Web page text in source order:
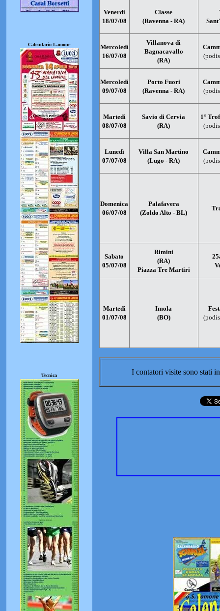
Venerdì
18/07/08
Classe
(Ravenna - RA)
Mercoledì
16/07/08
Villanova di
Bagnacavallo
(RA)
Mercoledì
09/07/08
Porto Fuori
(Ravenna - RA)
Martedì
08/07/08
Savio di Cervia
(RA)
1°
Lunedì
07/07/08
Villa San Martino
(Lugo - RA)
Domenica
06/07/08
Palafavera
(Zoldo Alto - BL)
Sabato
05/07/08
Rimini
(RA)
Piazza Tre Martiri
Martedì
01/07/08
Imola
(BO)
I contatori visite sono stati
Calendario Lamone
Tecnica